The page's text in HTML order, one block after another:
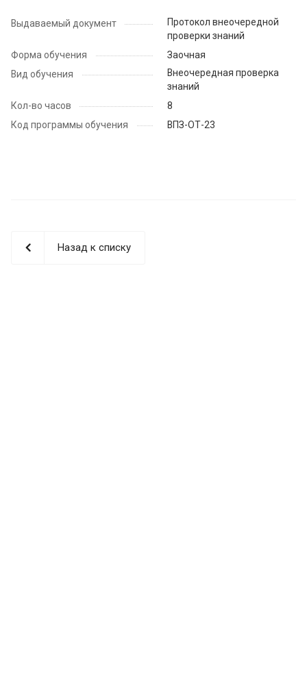
Выдаваемый документ
Протокол внеочередной
проверки знаний
Форма обучения
Заочная
Вид обучения
Внеочередная проверка
знаний
Кол-во часов
8
Код программы обучения
ВПЗ-ОТ-23
Назад к списку